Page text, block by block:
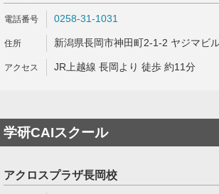
0258-31-1031
新潟県長岡市神田町2-1-2 ヤジマビ
JR上越線 長岡より 徒歩 約11分
学研CAIスクール
アクロスプラザ長岡校